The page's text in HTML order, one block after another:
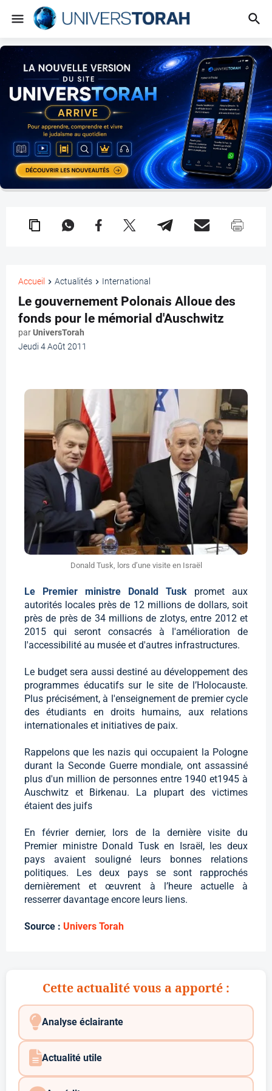
Accueil Actualités International
Le gouvernement Polonais Alloue des
fonds pour le mémorial d'Auschwitz
parUniversTorah
Jeudi 4 Août 2011
Donald Tusk, lors d’une visite en Israël
Le Premier ministre Donald Tusk promet aux
autorités locales près de 12 millions de dollars, soit
près de près de 34 millions de zlotys, entre 2012 et
2015 qui seront consacrés à l'amélioration de
l'accessibilité au musée et d'autres infrastructures.
Le budget sera aussi destiné au développement des
programmes éducatifs sur le site de l’Holocauste.
Plus précisément, à l'enseignement de premier cycle
des étudiants en droits humains, aux relations
internationales et initiatives de paix.
Rappelons que les nazis qui occupaient la Pologne
durant la Seconde Guerre mondiale, ont assassiné
plus d'un million de personnes entre 1940 et1945 à
Auschwitz et Birkenau. La plupart des victimes
étaient des juifs
En février dernier, lors de la dernière visite du
Premier ministre Donald Tusk en Israël, les deux
pays avaient souligné leurs bonnes relations
politiques. Les deux pays se sont rapprochés
dernièrement et œuvrent à l’heure actuelle à
resserrer davantage encore leurs liens.
Source : Univers Torah
Cette actualité vous a apporté :
Analyse éclairante
Actualité utile